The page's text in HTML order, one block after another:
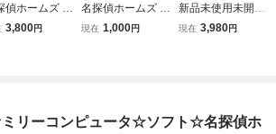
偵ホームズ M
の挑戦状 ファ
タ
3,800円
名探偵ホームズ M
からの挑戦状 ファ
現在 1,000円
新品未使用未開封
シャーロックホー
ータ クソゲー
現在 3,980円
リーコンピュータ☆ソフト☆名探偵ホ